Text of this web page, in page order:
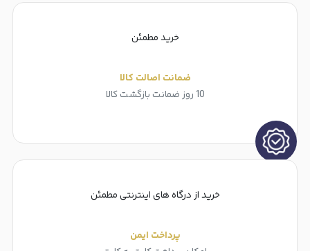
خرید مطمئن
ضمانت اصالت کالا
10 روز ضمانت بازگشت کالا
خرید از درگاه های اینترنتی مطمئن
پرداخت ایمن